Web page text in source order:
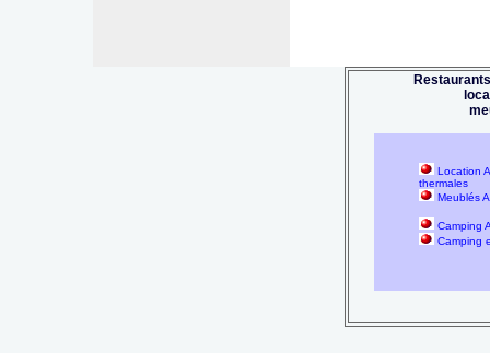
Location
thermales
Meublés
Camping
Camping